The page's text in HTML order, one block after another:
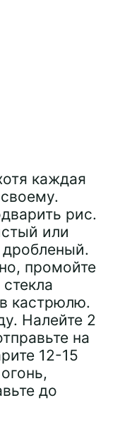
каждая
рис.
или
промойте
кастрюлю.
Налейте 2
на
12-15
до